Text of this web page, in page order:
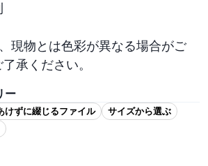
現物とは色彩が異なる場合がご
承ください。
ー
けずに綴じるファイル
サイズから選ぶ